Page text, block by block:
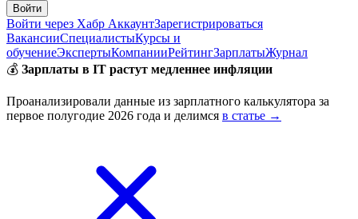
Войти
Войти через Хабр АккаунтЗарегистрироваться
ВакансииСпециалистыКурсы и
обучениеЭкспертыКомпанииРейтингЗарплатыЖурнал
💰 Зарплаты в IT растут медленнее инфляции
Проанализировали данные из зарплатного калькулятора за
первое полугодие 2026 года и делимся в статье →